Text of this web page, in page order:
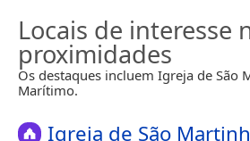
Locais de interesse
proximidades
Os destaques incluem Igreja de São
Marítimo.
Igreja de São